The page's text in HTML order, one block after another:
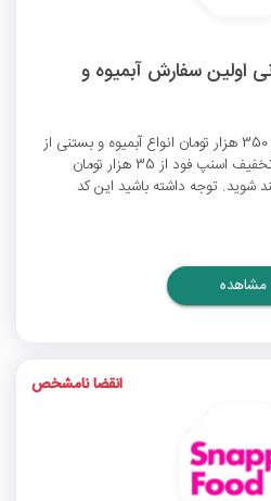
تومانی اولین سفارش آبمیوه و
شما می‌توانید با سفارش بیش از 350 هزار تومان انواع آبمیوه و بستنی از
اسنپ فود
از 35 هزار تومان
توجه داشته باشید این کد
مشاهده
انقضا نامشخص